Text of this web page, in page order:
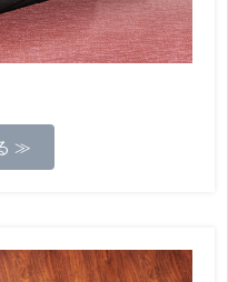
≫